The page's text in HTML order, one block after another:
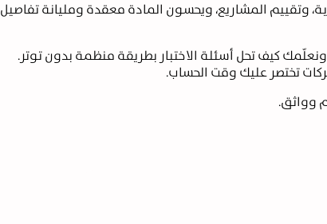
وتقييم المشاريع، ويحسون المادة معقدة ومليانة
كيف تحل أسئلة الاختبار بطريقة منظمة بدون توتر.
تختصر عليك وقت الحساب.
وواثق.